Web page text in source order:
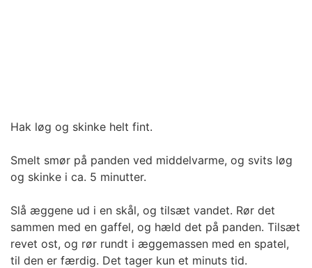
Hak løg og skinke helt fint.
Smelt smør på panden ved middelvarme, og svits løg
og skinke i ca. 5 minutter.
Slå æggene ud i en skål, og tilsæt vandet. Rør det
sammen med en gaffel, og hæld det på panden. Tilsæt
revet ost, og rør rundt i æggemassen med en spatel,
til den er færdig. Det tager kun et minuts tid.